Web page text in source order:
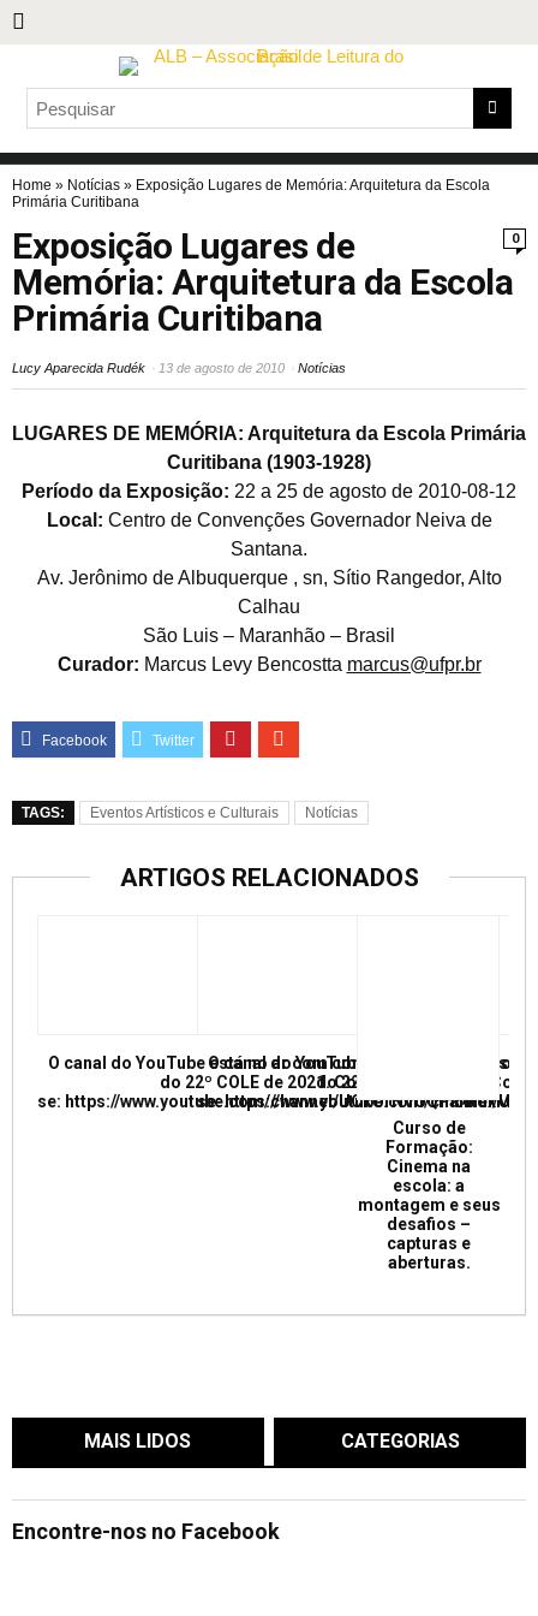
Home » Notícias » Exposição Lugares de Memória: Arquitetura da Escola
Primária Curitibana
0
Exposição Lugares de
Memória: Arquitetura da Escola
Primária Curitibana
Lucy Aparecida Rudék 13 de agosto de 2010 Notícias
LUGARES DE MEMÓRIA: Arquitetura da Escola Primária
Curitibana (1903-1928)
Período da Exposição: 22 a 25 de agosto de 2010-08-12
Local: Centro de Convenções Governador Neiva de
Santana.
Av. Jerônimo de Albuquerque , sn, Sítio Rangedor, Alto
Calhau
São Luis – Maranhão – Brasil
Curador: Marcus Levy Bencostta marcus@ufpr.br
TAGS: Eventos Artísticos e Culturais Notícias
ARTIGOS RELACIONADOS
O canal do YouTube está no ar com conferências e mesas
do 22º COLE de 2021. Confira e inscreva
se: https://www.youtube.com/channel/
O canal do YouTube está no ar com
do 22º COLE de 2021.
se: https://www.youtube.com/channel/
Curso de
Formação:
Cinema na
escola: a
montagem e seus
desafios –
capturas e
aberturas.
MAIS LIDOS CATEGORIAS
Encontre-nos no Facebook